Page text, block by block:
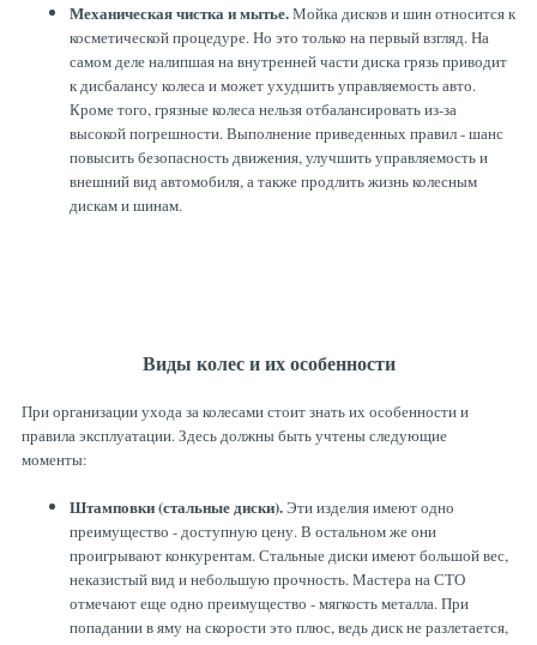
Механическая чистка и мытье.Мойка дисков и шин относится к
косметической процедуре. Но это только на первый взгляд. На
самом деле налипшая на внутренней части диска грязь приводит
к дисбалансу колеса и может ухудшить управляемость авто.
Кроме того, грязные колеса нельзя отбалансировать из-за
высокой погрешности. Выполнение приведенных правил - шанс
повысить безопасность движения, улучшить управляемость и
внешний вид автомобиля, а также продлить жизнь колесным
дискам и шинам.
Виды колес и их особенности
При организации ухода за колесами стоит знать их особенности и
правила эксплуатации. Здесь должны быть учтены следующие
моменты:
Штамповки (стальные диски).Эти изделия имеют одно
преимущество - доступную цену. В остальном же они
проигрывают конкурентам. Стальные диски имеют большой вес,
неказистый вид и небольшую прочность. Мастера на СТО
отмечают еще одно преимущество - мягкость металла. При
попадании в яму на скорости это плюс, ведь диск не разлетается,